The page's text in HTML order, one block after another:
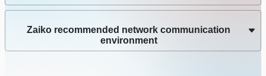
Zaiko recommended network communication
environment